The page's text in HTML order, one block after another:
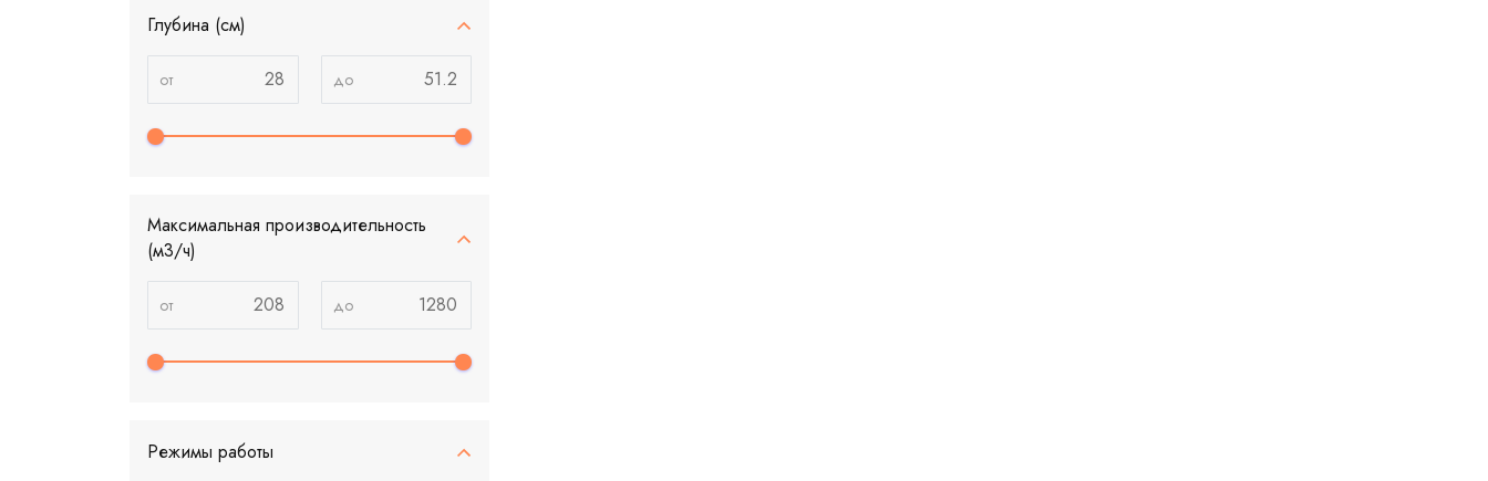
Глубина (см)
Максимальная производительность
(м3/ч)
Режимы работы